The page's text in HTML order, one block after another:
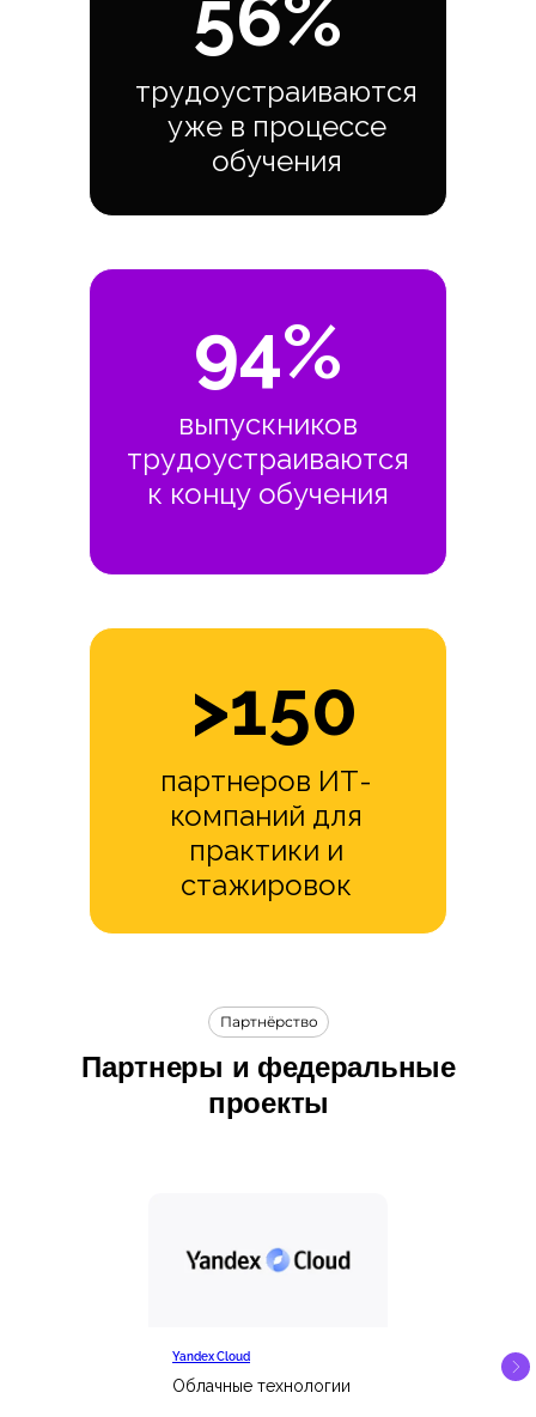
56%
трудоустраиваются
уже в процессе
обучения
94%
выпускников
трудоустраиваются
к концу обучения
>150
партнеров ИТ-
компаний для
практики и
стажировок
Партнёрство
Партнеры и федеральные
проекты
Yandex Cloud
Облачные технологии